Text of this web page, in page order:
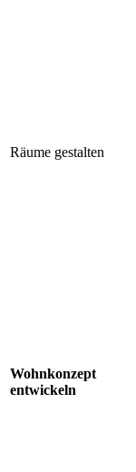
Räume gestalten
Wohnkonzept
entwickeln